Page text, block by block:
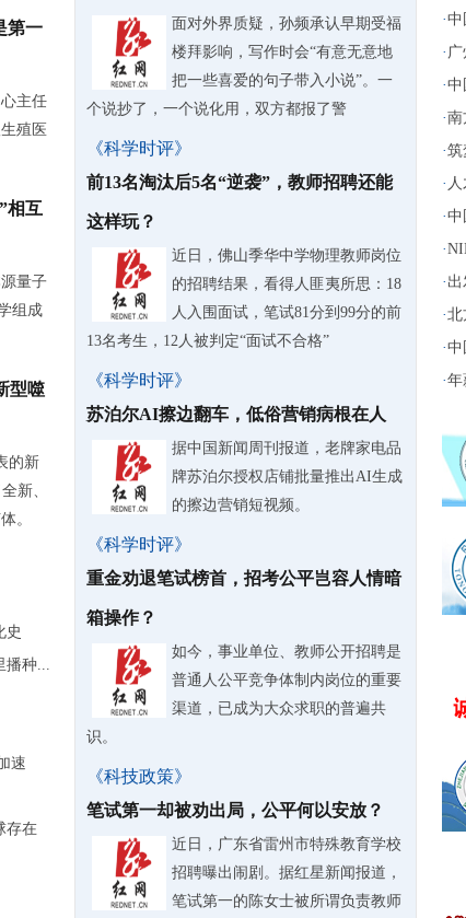
第一
主任
殖医
相互
量子
组成
型噬
的新
新、
。
史
播种...
速
存在
面对外界质疑，孙频承认早期受福
楼拜影响，写作时会“有意无意地
把一些喜爱的句子带入小说”。一
个说抄了，一个说化用，双方都报了警
《科学时评》
前13名淘汰后5名“逆袭”，教师招聘还能
这样玩？
近日，佛山季华中学物理教师岗位
的招聘结果，看得人匪夷所思：18
人入围面试，笔试81分到99分的前
13名考生，12人被判定“面试不合格”
《科学时评》
苏泊尔AI擦边翻车，低俗营销病根在人
据中国新闻周刊报道，老牌家电品
牌苏泊尔授权店铺批量推出AI生成
的擦边营销短视频。
《科学时评》
重金劝退笔试榜首，招考公平岂容人情暗
箱操作？
如今，事业单位、教师公开招聘是
普通人公平竞争体制内岗位的重要
渠道，已成为大众求职的普遍共
识。
《科技政策》
笔试第一却被劝出局，公平何以安放？
近日，广东省雷州市特殊教育学校
招聘曝出闹剧。据红星新闻报道，
笔试第一的陈女士被所谓负责教师
·中
·
·中
·南
·筑
·
·中
·
·
·北
·中
·年